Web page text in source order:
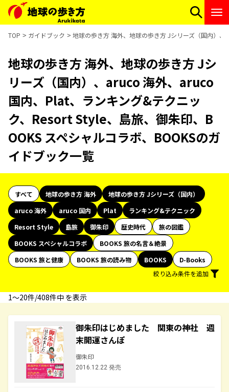
TOP ガイドブック 地球の歩き方 海外、地球の歩き方 Jシリーズ（国内）
地球の歩き方 海外、地球の歩き方 Jシ
リーズ（国内）、aruco 海外、aruco
国内、Plat、ランキング&テクニッ
ク、Resort Style、島旅、御朱印、B
OOKS スペシャルコラボ、BOOKSのガ
イドブック一覧
すべて 地球の歩き方 海外
地球の歩き方 Jシリーズ（国内）
aruco 海外
aruco 国内 Plat
ランキング&テクニック
Resort Style
島旅 御朱印 歴史時代
旅の図鑑
BOOKS スペシャルコラボ
BOOKS 旅の名言＆絶景
BOOKS 旅と健康
BOOKS 旅の読み物 BOOKS
D-Books
絞り込み条件を追加
1〜20件/408件中 を表示
御朱印はじめました 関東の神社 週
末開運さんぽ
御朱印
2016.12.22 発売